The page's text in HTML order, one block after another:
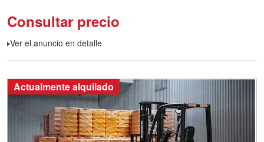
Consultar precio
Ver el anuncio en detalle
Actualmente alquilado